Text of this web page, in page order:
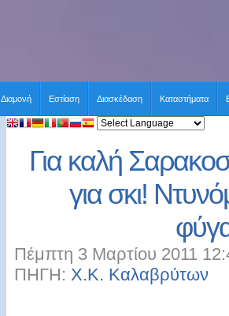
Διαμονή Εστίαση Διασκέδαση Καταστήματα
Για καλή
για σκι!
Πέμπτη 3 Μαρτίου 2011
ΠΗΓΗ: Χ.Κ. Καλαβρύτων